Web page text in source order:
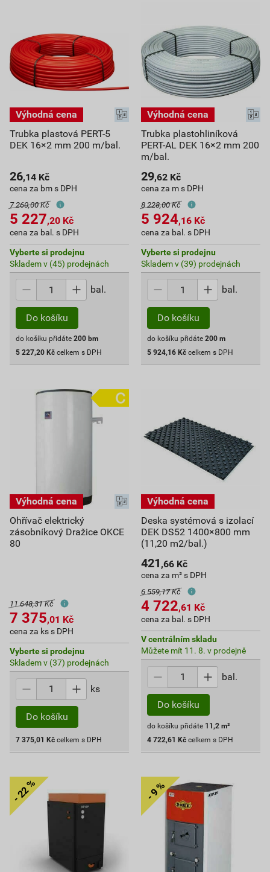
Trubka plastová PERT-5
DEK 16×2 mm 200 m/bal.
26,14 Kč
cena za bm s DPH
7 260,00 Kč
5 227,20 Kč
cena za bal. s DPH
Vyberte si prodejnu
Skladem v (45) prodejnách
bal.
Do košíku
do košíku přidáte 200 bm
5 227,20 Kč celkem s DPH
Trubka plastohliníková
PERT-AL DEK 16×2 mm 200
m/bal.
29,62 Kč
cena za m s DPH
8 228,00 Kč
5 924,16 Kč
cena za bal. s DPH
Vyberte si prodejnu
Skladem v (39) prodejnách
bal.
Do košíku
do košíku přidáte 200 m
5 924,16 Kč celkem s DPH
Ohřívač elektrický
zásobníkový Dražice OKCE
80
11 648,31 Kč
7 375,01 Kč
cena za ks s DPH
Vyberte si prodejnu
Skladem v (37) prodejnách
ks
Do košíku
7 375,01 Kč celkem s DPH
Deska systémová s izolací
DEK DS52 1400×800 mm
(11,20 m2/bal.)
421 ,66 Kč
cena za m² s DPH
6 559,17 Kč
4 722,61 Kč
cena za bal. s DPH
V centrálním skladu
Můžete mít 11. 8. v prodejně
bal.
Do košíku
do košíku přidáte 11,2 m²
4 722,61 Kč celkem s DPH